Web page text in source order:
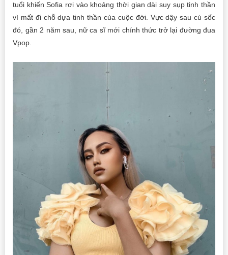
tuổi khiến Sofia rơi vào khoảng thời gian dài suy sụp tinh thần
vì mất đi chỗ dựa tinh thần của cuộc đời. Vực dậy sau cú sốc
đó, gần 2 năm sau, nữ ca sĩ mới chính thức trở lại đường đua
Vpop.